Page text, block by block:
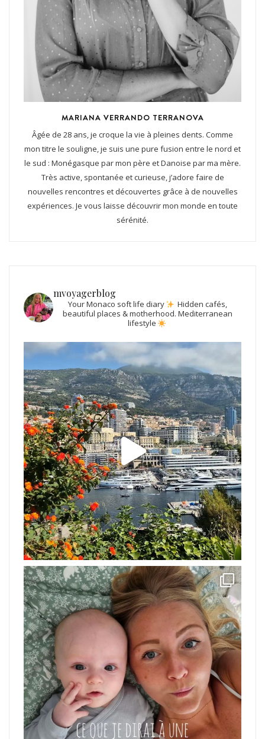
MARIANA VERRANDO TERRANOVA
Âgée de 28 ans, je croque la vie à pleines dents. Comme
mon titre le souligne, je suis une pure fusion entre le nord et
le sud : Monégasque par mon père et Danoise par ma mère.
Très active, spontanée et curieuse, j’adore faire de
nouvelles rencontres et découvertes grâce à de nouvelles
expériences. Je vous laisse découvrir mon monde en toute
sérénité.
mvoyagerblog
Your Monaco soft life diary
Hidden cafés,
beautiful places & motherhood. Mediterranean
lifestyle